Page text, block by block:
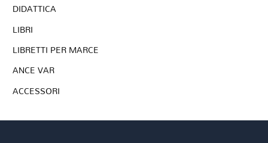
DIDATTICA
LIBRI
LIBRETTI PER MARCE
ANCE VAR
ACCESSORI